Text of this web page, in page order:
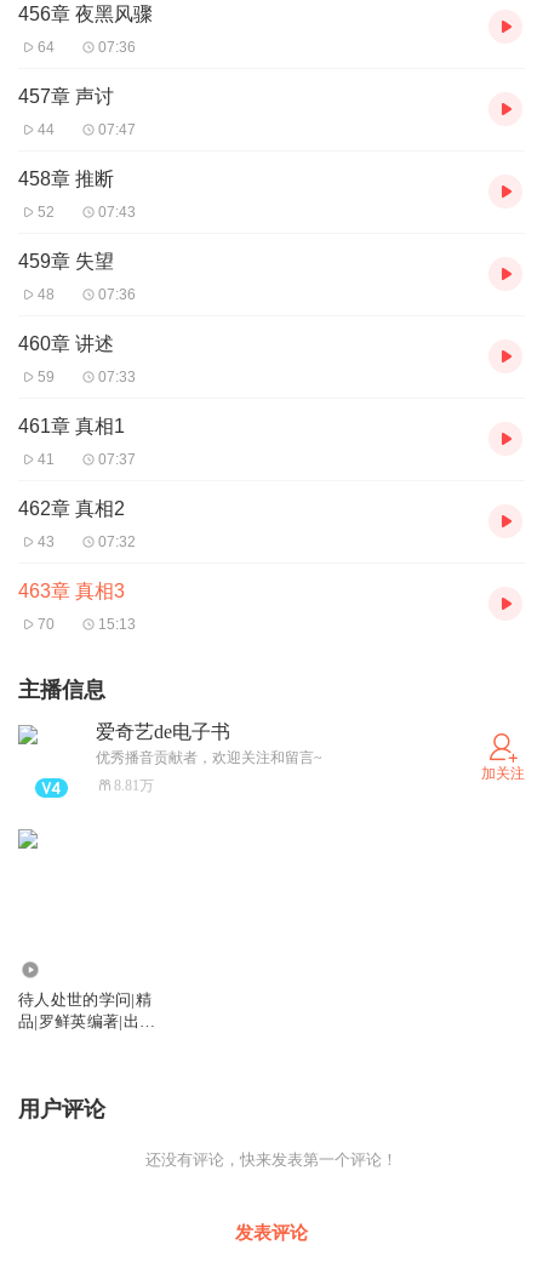
456章 夜黑风骤
64 07:36
457章 声讨
44 07:47
458章 推断
52 07:43
459章 失望
48 07:36
460章 讲述
59 07:33
461章 真相1
41 07:37
462章 真相2
43 07:32
463章 真相3
70 15:13
主播信息
爱奇艺de电子书
优秀播音贡献者，欢迎关注和留言~
8.81万
加关注
待人处世的学问|精
品|罗鲜英编著|出版
用户评论
还没有评论，快来发表第一个评论！
发表评论